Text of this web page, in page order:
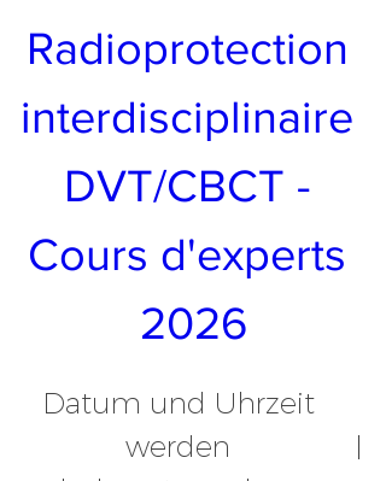
Radioprotection
interdisciplinaire
DVT/CBCT -
Cours d'experts
2026
Datum und Uhrzeit
werden